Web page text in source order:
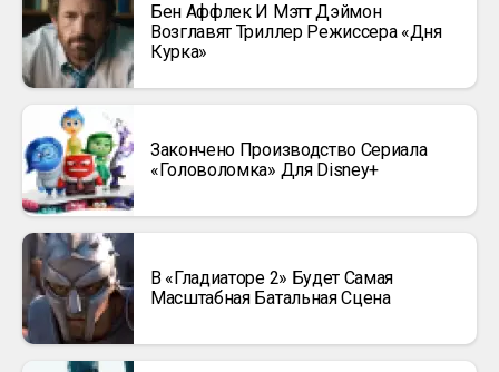
Бен Аффлек И Мэтт Дэймон
Возглавят Триллер Режиссера «Дня
Курка»
Закончено Производство Сериала
«Головоломка» Для Disney+
В «Гладиаторе 2» Будет Самая
Масштабная Батальная Сцена